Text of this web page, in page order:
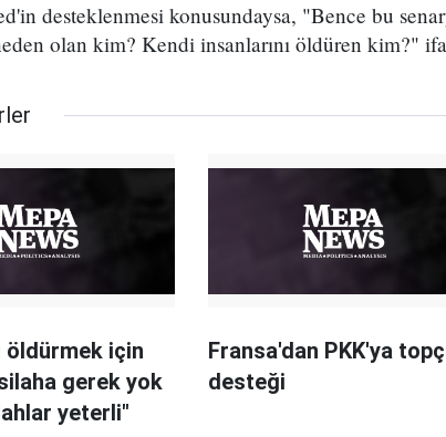
desteklenmesi konusundaysa, "Bence bu
olan kim? Kendi insanlarını öldüren kim?"
öldürmek için
gerek yok
yeterli"
Fransa'dan PKK'ya
desteği